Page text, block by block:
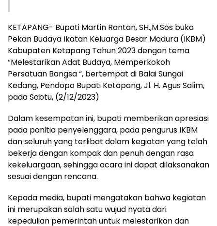
KETAPANG- Bupati Martin Rantan, SH.,M.Sos buka
Pekan Budaya Ikatan Keluarga Besar Madura (IKBM)
Kabupaten Ketapang Tahun 2023 dengan tema
“Melestarikan Adat Budaya, Memperkokoh
Persatuan Bangsa “, bertempat di Balai Sungai
Kedang, Pendopo Bupati Ketapang, Jl. H. Agus Salim,
pada Sabtu, (2/12/2023)
Dalam kesempatan ini, bupati memberikan apresiasi
pada panitia penyelenggara, pada pengurus IKBM
dan seluruh yang terlibat dalam kegiatan yang telah
bekerja dengan kompak dan penuh dengan rasa
kekeluargaan, sehingga acara ini dapat dilaksanakan
sesuai dengan rencana.
Kepada media, bupati mengatakan bahwa kegiatan
ini merupakan salah satu wujud nyata dari
kepedulian pemerintah untuk melestarikan dan